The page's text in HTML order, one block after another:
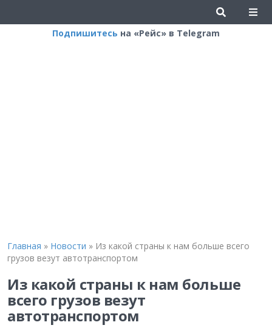
Подпишитесь на «Рейс» в Telegram
Главная » Новости » Из какой страны к нам больше всего
грузов везут автотранспортом
Из какой страны к нам больше
всего грузов везут
автотранспортом